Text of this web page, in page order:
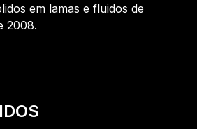
em lamas e fluidos de
2008.